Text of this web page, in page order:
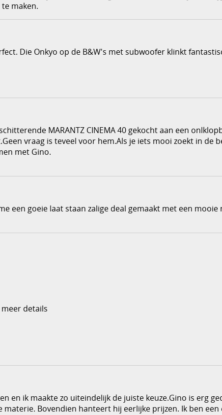
maken.
Die Onkyo op de B&W's met subwoofer klinkt
MARANTZ CINEMA 40 gekocht aan een
vraag is teveel voor hem.Als je iets mooi zoekt in de
met Gino.
een goeie laat staan zalige deal gemaakt met een mooie
details
en ik maakte zo uiteindelijk de juiste keuze.Gino is erg
Bovendien hanteert hij eerlijke prijzen. Ik ben een